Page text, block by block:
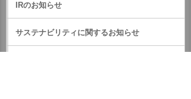
IRのお知らせ
サステナビリティに関するお知らせ